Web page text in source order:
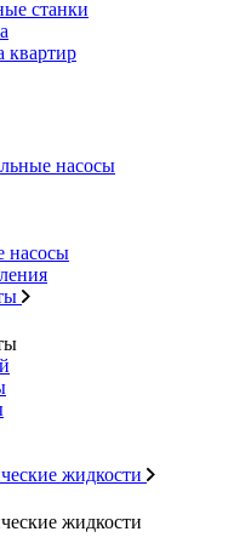
станки
квартир
насосы
насосы
жидкости
жидкости